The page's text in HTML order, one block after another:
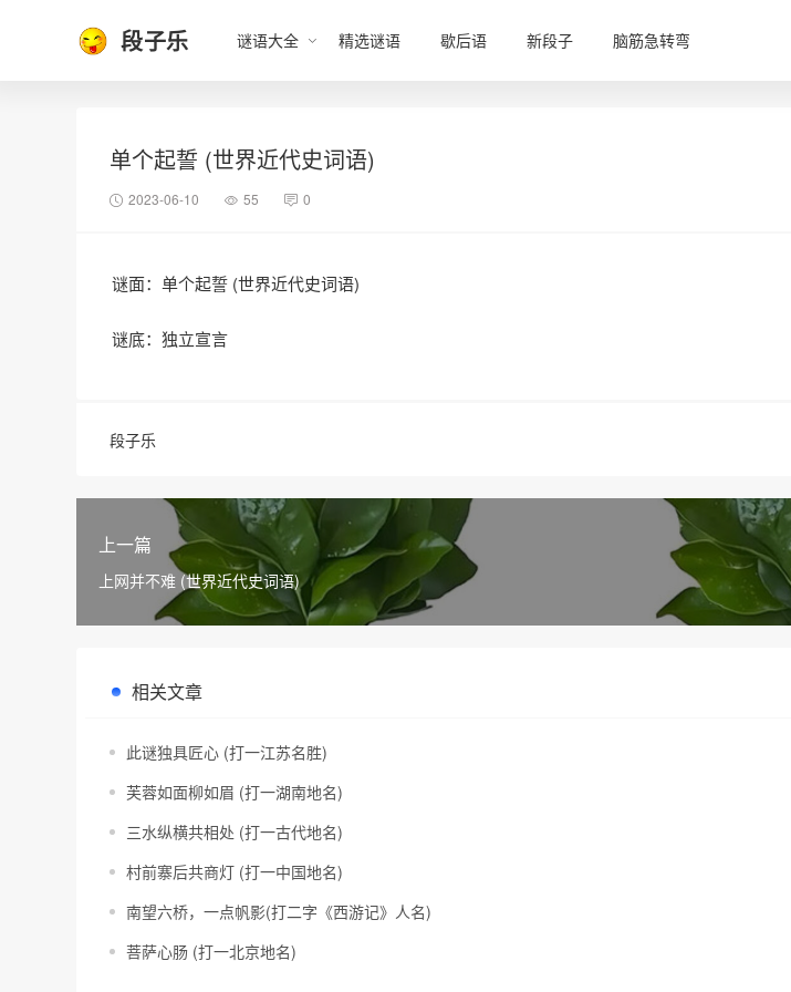
段子乐 谜语大全 精选谜语 歇后语 新段子 脑筋急转弯
单个起誓 (世界近代史词语)
2023-06-10 55 0
谜面：单个起誓 (世界近代史词语)
谜底：独立宣言
段子乐
上一篇
上网并不难 (世界近代史词语)
相关文章
此谜独具匠心 (打一江苏名胜)
芙蓉如面柳如眉 (打一湖南地名)
三水纵横共相处 (打一古代地名)
村前寨后共商灯 (打一中国地名)
南望六桥，一点帆影(打二字《西游记》人名)
菩萨心肠 (打一北京地名)